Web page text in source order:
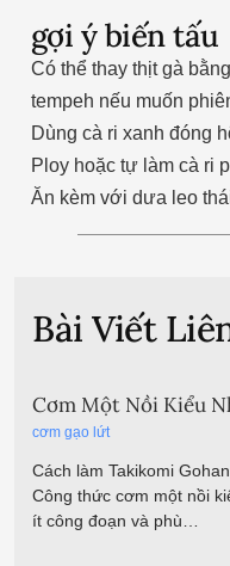
gợi ý biến tấu
Có thể thay thịt gà
tempeh nếu muốn
Dùng cà ri xanh đóng
Ploy hoặc tự làm cà ri
Ăn kèm với dưa leo
Bài Viết
Cơm Một Nồi Kiểu
cơm gạo lứt
Cách làm Takikomi
Công thức cơm một nồi
ít công đoạn và phù…